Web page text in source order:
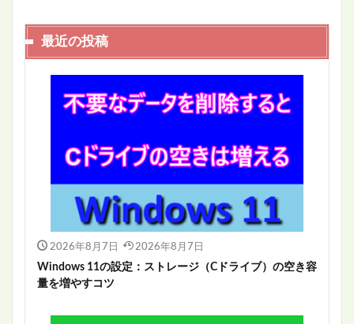
最近の投稿
2026年8月7日 2026年8月7日
Windows 11の設定：ストレージ（Cドライブ）の空き容
量を増やすコツ